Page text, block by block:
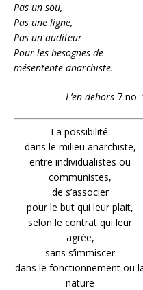
Pas un sou,
Pas une ligne,
Pas un auditeur
Pour les besognes de
mésentente anarchiste.
L’en dehors 7 no.
La possibilité.
dans le milieu anarchiste,
entre individualistes ou
communistes,
de s’associer
pour le but qui leur plait,
selon le contrat qui leur
agrée,
sans s’immiscer
dans le fonctionnement ou
nature